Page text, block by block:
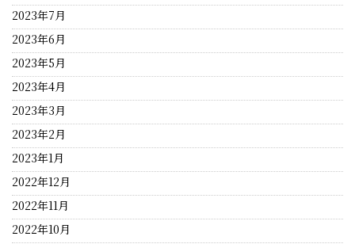
2023年7月
2023年6月
2023年5月
2023年4月
2023年3月
2023年2月
2023年1月
2022年12月
2022年11月
2022年10月